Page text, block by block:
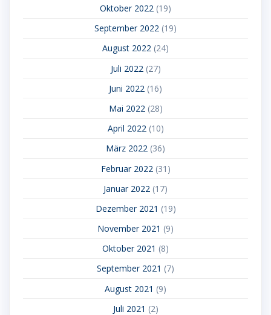
Oktober 2022 (19)
September 2022 (19)
August 2022 (24)
Juli 2022 (27)
Juni 2022 (16)
Mai 2022(28)
April 2022(10)
März 2022 (36)
Februar 2022 (31)
Januar 2022 (17)
Dezember 2021 (19)
November 2021 (9)
Oktober 2021 (8)
September 2021 (7)
August 2021 (9)
Juli 2021 (2)